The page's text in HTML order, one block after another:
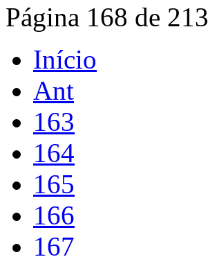
Página 168 de 213
Início
Ant
163
164
165
166
167